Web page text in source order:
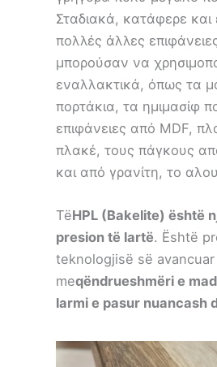
Σταδιακά, κατάφερε και
πολλές άλλες
μπορούσαν να
εναλλακτικά, όπως τα
πορτάκια, τα ημιμασίφ
επιφάνειες από MDF,
πλακέ, τους πάγκους
και από γρανίτη, το
TëHPL (Bakelite) është
presion të lartë. Është
teknologjisë së avancuar
meqëndrueshmëri e
larmi e pasur nuancash